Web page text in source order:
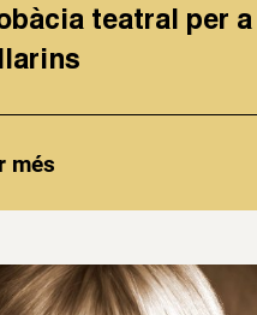
teatral per
més